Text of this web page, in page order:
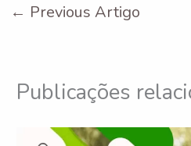
← Previous Artigo
Publicações